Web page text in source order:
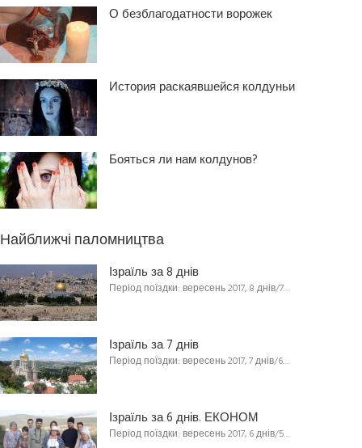
О безблагодатности ворожек
История раскаявшейся колдуньи
Бояться ли нам колдунов?
Найближчі паломництва
Ізраїль за 8 днів
Період поїздки: вересень 2017, 8 днів/7…
Ізраїль за 7 днів
Період поїздки: вересень 2017, 7 днів/6…
Ізраїль за 6 днів. ЕКОНОМ
Період поїздки: вересень 2017, 6 днів/5…